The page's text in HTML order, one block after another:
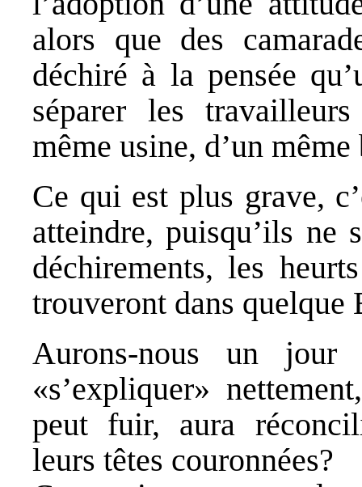
alors que des
déchiré à la pensée
séparer les
même usine, d’un même
Ce qui est plus grave,
atteindre, puisqu’ils ne
déchirements, les
trouveront dans quelque
Aurons-nous un
«s’expliquer»
peut fuir, aura
leurs têtes couronnées?